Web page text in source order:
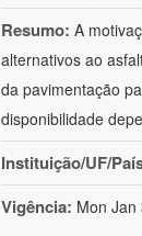
Resumo: A
alternativos ao
da pavimentação
disponibilidade
Instituição/UF/
Vigência: Mon Jan